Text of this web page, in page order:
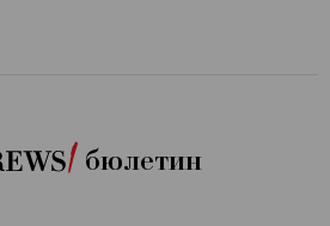
бюлетин